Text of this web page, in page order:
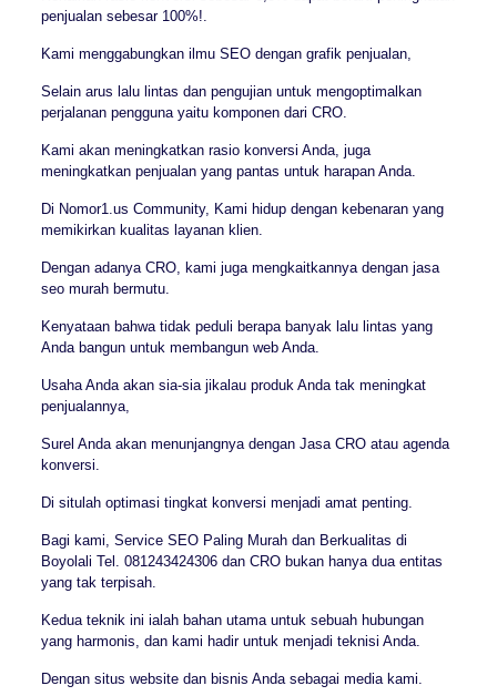
penjualan sebesar 100%!.
Kami menggabungkan ilmu SEO dengan grafik penjualan,
Selain arus lalu lintas dan pengujian untuk mengoptimalkan
perjalanan pengguna yaitu komponen dari CRO.
Kami akan meningkatkan rasio konversi Anda, juga
meningkatkan penjualan yang pantas untuk harapan Anda.
Di Nomor1.us Community, Kami hidup dengan kebenaran yang
memikirkan kualitas layanan klien.
Dengan adanya CRO, kami juga mengkaitkannya dengan jasa
seo murah bermutu.
Kenyataan bahwa tidak peduli berapa banyak lalu lintas yang
Anda bangun untuk membangun web Anda.
Usaha Anda akan sia-sia jikalau produk Anda tak meningkat
penjualannya,
Surel Anda akan menunjangnya dengan Jasa CRO atau agenda
konversi.
Di situlah optimasi tingkat konversi menjadi amat penting.
Bagi kami, Service SEO Paling Murah dan Berkualitas di
Boyolali Tel. 081243424306 dan CRO bukan hanya dua entitas
yang tak terpisah.
Kedua teknik ini ialah bahan utama untuk sebuah hubungan
yang harmonis, dan kami hadir untuk menjadi teknisi Anda.
Dengan situs website dan bisnis Anda sebagai media kami.